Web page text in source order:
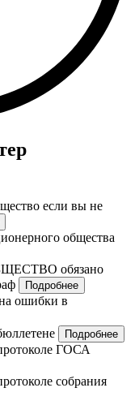
если вы не
общества
обязано
Подробнее
ошибки в
Подробнее
ГОСА
собрания